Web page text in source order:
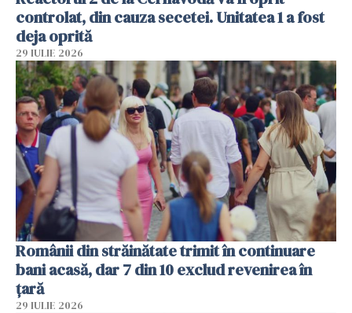
controlat, din cauza secetei. Unitatea 1 a fost
deja oprită
29 IULIE 2026
Românii din străinătate trimit în continuare
bani acasă, dar 7 din 10 exclud revenirea în
țară
29 IULIE 2026